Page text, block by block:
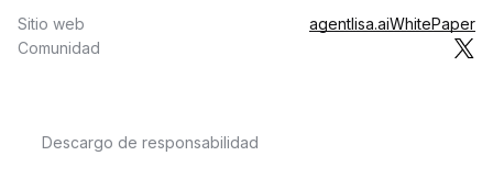
Sitio web agentlisa.aiWhitePaper
Comunidad
Descargo de responsabilidad